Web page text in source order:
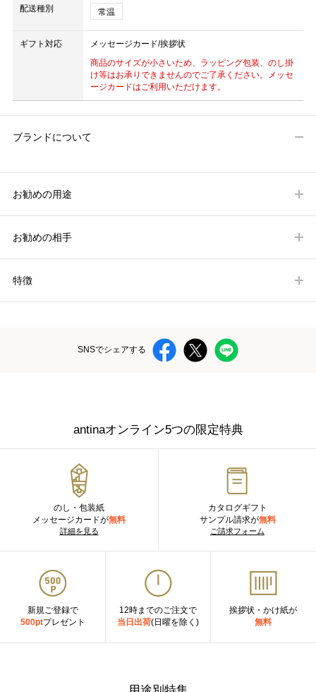
配送種別 常温
ギフト対応
メッセージカード/挨拶状
商品のサイズが小さいため、ラッピング包装、のし掛
け等はお承りできませんのでご了承ください。メッセ
ージカードはご利用いただけます。
ブランドについて
お勧めの用途
お勧めの相手
特徴
SNSでシェアする
antinaオンライン5つの限定特典
のし・包装紙
メッセージカードが無料
詳細を見る
カタログギフト
サンプル請求が無料
ご請求フォーム
新規ご登録で
500ptプレゼント
12時までのご注文で
当日出荷(日曜を除く)
挨拶状・かけ紙が
無料